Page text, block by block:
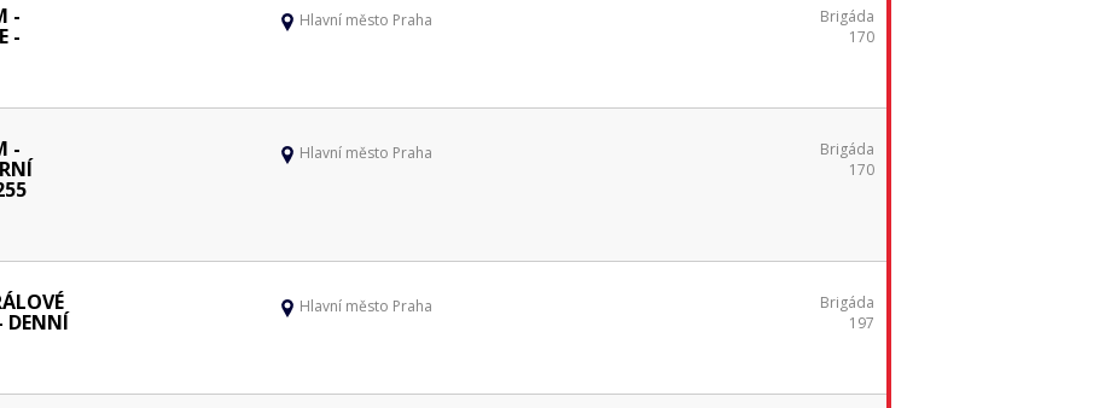
-
-
Hlavní město Praha
Brigáda
170
- Hlavní město Praha
Brigáda
170
DENNÍ
Hlavní město Praha
Brigáda
197